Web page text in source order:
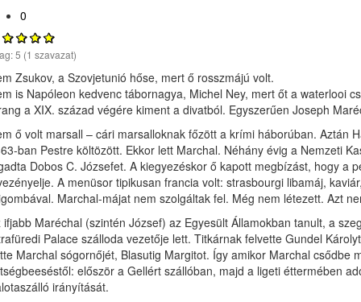
0
5 (1 szavazat)
Zsukov, a Szovjetunió hőse, mert ő rosszmájú volt.
is Napóleon kedvenc tábornagya, Michel Ney, mert őt a waterlooi
a XIX. század végére kiment a divatból. Egyszerűen Joseph
ő volt marsall – cári marsalloknak főzött a krími háborúban. Aztán
ban Pestre költözött. Ekkor lett Marchal. Néhány évig a Nemzeti
Dobos C. Józsefet. A kiegyezéskor ő kapott megbízást, hogy a
A menüsor tipikusan francia volt: strasbourgi libamáj,
Marchal-májat nem szolgáltak fel. Még nem létezett. Azt
ifjabb Maréchal (szintén József) az Egyesült Államokban tanult, a
Palace szálloda vezetője lett. Titkárnak felvette Gundel
Marchal sógornőjét, Blasutig Margitot. Így amikor Marchal
először a Gellért szállóban, majd a ligeti éttermében
irányítását.